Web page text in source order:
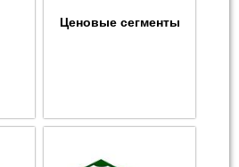
Ценовые сегменты